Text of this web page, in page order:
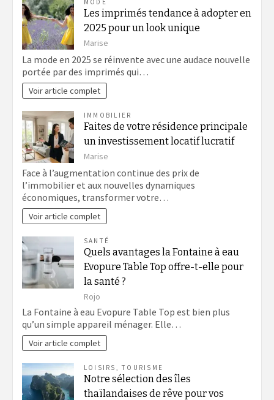
Les imprimés tendance à adopter en
2025 pour un look unique
Marise
La mode en 2025 se réinvente avec une audace nouvelle
portée par des imprimés qui…
Voir article complet
IMMOBILIER
Faites de votre résidence principale
un investissement locatif lucratif
Marise
Face à l’augmentation continue des prix de
l’immobilier et aux nouvelles dynamiques
économiques, transformer votre…
Voir article complet
SANTÉ
Quels avantages la Fontaine à eau
Evopure Table Top offre-t-elle pour
la santé ?
Rojo
La Fontaine à eau Evopure Table Top est bien plus
qu’un simple appareil ménager. Elle…
Voir article complet
LOISIRS ,TOURISME
Notre sélection des îles
thaïlandaises de rêve pour vos